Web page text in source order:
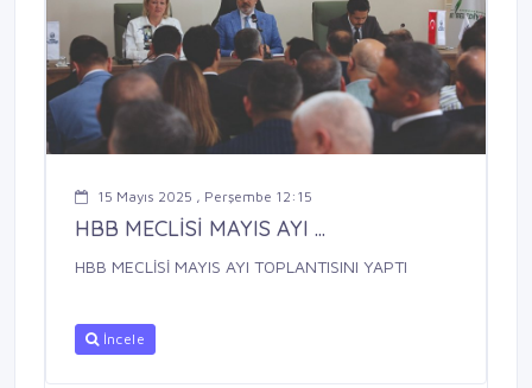
15 Mayıs 2025 , Perşembe 12:15
HBB MECLİSİ MAYIS AYI ...
HBB MECLİSİ MAYIS AYI TOPLANTISINI YAPTI
İncele